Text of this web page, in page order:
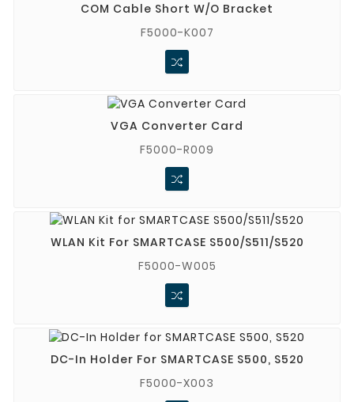
COM Cable Short W/o Bracket
F5000-K007
VGA Converter Card
F5000-R009
WLAN Kit For SMARTCASE S500/S511/S520
F5000-W005
DC-In Holder For SMARTCASE S500, S520
F5000-X003